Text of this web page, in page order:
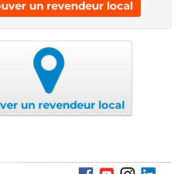
un revendeur local
un revendeur local